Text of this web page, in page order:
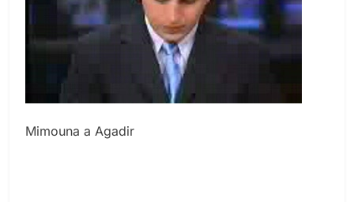
Mimouna a Agadir